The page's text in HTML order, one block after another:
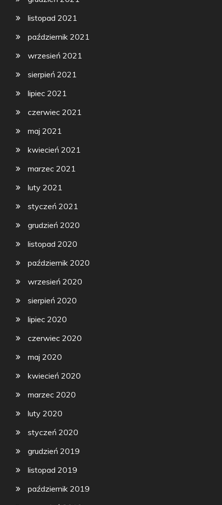
listopad 2021
październik 2021
wrzesień 2021
sierpień 2021
lipiec 2021
czerwiec 2021
maj 2021
kwiecień 2021
marzec 2021
luty 2021
styczeń 2021
grudzień 2020
listopad 2020
październik 2020
wrzesień 2020
sierpień 2020
lipiec 2020
czerwiec 2020
maj 2020
kwiecień 2020
marzec 2020
luty 2020
styczeń 2020
grudzień 2019
listopad 2019
październik 2019